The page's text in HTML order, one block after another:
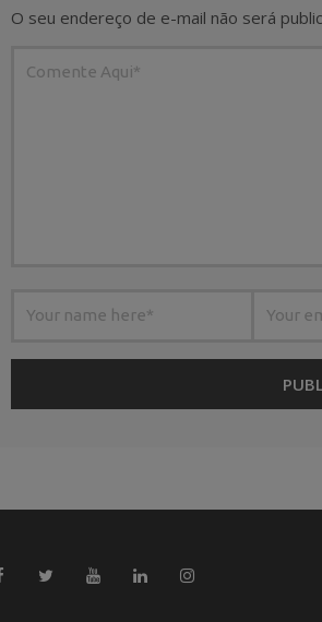
O seu endereço de e-mail não será